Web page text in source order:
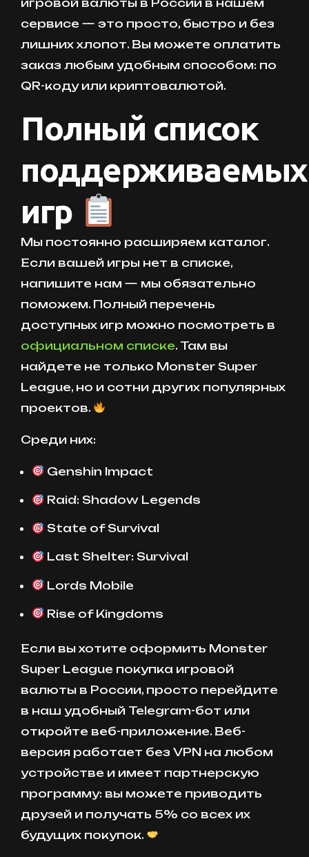
сервисе — это просто, быстро и без
лишних хлопот. Вы можете оплатить
заказ любым удобным способом: по
QR-коду или криптовалютой.
Полный список
поддерживаемых
игр
Мы постоянно расширяем каталог.
Если вашей игры нет в списке,
напишите нам — мы обязательно
поможем. Полный перечень
доступных игр можно посмотреть в
официальном списке. Там вы
найдете не только Monster Super
League, но и сотни других популярных
проектов.
Среди них:
Genshin Impact
Raid: Shadow Legends
State of Survival
Last Shelter: Survival
Lords Mobile
Rise of Kingdoms
Если вы хотите оформить Monster
Super League покупка игровой
валюты в России, просто перейдите
в наш удобный Telegram-бот или
откройте веб-приложение. Веб-
версия работает без VPN на любом
устройстве и имеет партнерскую
программу: вы можете приводить
друзей и получать 5% со всех их
будущих покупок.